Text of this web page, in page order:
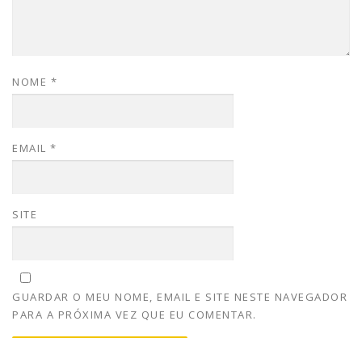
NOME *
EMAIL *
SITE
GUARDAR O MEU NOME, EMAIL E SITE NESTE NAVEGADOR
PARA A PRÓXIMA VEZ QUE EU COMENTAR.